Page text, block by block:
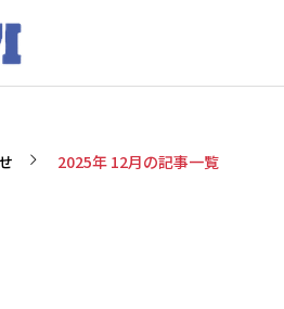
2025年 12月の記事一覧